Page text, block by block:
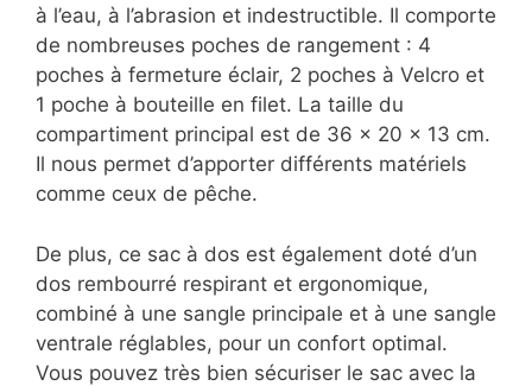
à l’eau, à l’abrasion et indestructible. Il comporte
de nombreuses poches de rangement : 4
poches à fermeture éclair, 2 poches à Velcro et
1 poche à bouteille en filet. La taille du
compartiment principal est de 36 x 20 x 13 cm.
Il nous permet d’apporter différents matériels
comme ceux de pêche.
De plus, ce sac à dos est également doté d’un
dos rembourré respirant et ergonomique,
combiné à une sangle principale et à une sangle
ventrale réglables, pour un confort optimal.
Vous pouvez très bien sécuriser le sac avec la